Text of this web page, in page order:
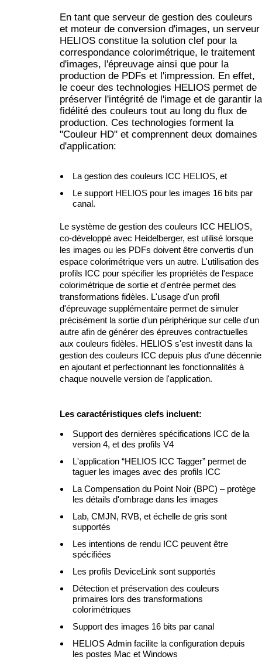
En tant que serveur de gestion des couleurs
et moteur de conversion d'images, un serveur
HELIOS constitue la solution clef pour la
correspondance colorimétrique, le traitement
d'images, l'épreuvage ainsi que pour la
production de PDFs et l'impression. En effet,
le coeur des technologies HELIOS permet de
préserver l'intégrité de l'image et de garantir la
fidélité des couleurs tout au long du flux de
production. Ces technologies forment la
"Couleur HD" et comprennent deux domaines
d'application:
La gestion des couleurs ICC HELIOS, et
Le support HELIOS pour les images 16 bits par
canal.
Le système de gestion des couleurs ICC HELIOS,
co-développé avec Heidelberger, est utilisé lorsque
les images ou les PDFs doivent être convertis d'un
espace colorimétrique vers un autre. L'utilisation des
profils ICC pour spécifier les propriétés de l'espace
colorimétrique de sortie et d'entrée permet des
transformations fidèles. L'usage d'un profil
d'épreuvage supplémentaire permet de simuler
précisément la sortie d'un périphérique sur celle d'un
autre afin de générer des épreuves contractuelles
aux couleurs fidèles. HELIOS s'est investit dans la
gestion des couleurs ICC depuis plus d'une décennie
en ajoutant et perfectionnant les fonctionnalités à
chaque nouvelle version de l'application.
Les caractéristiques clefs incluent:
Support des dernières spécifications ICC de la
version 4, et des profils V4
L'application “HELIOS ICC Tagger” permet de
taguer les images avec des profils ICC
La Compensation du Point Noir (BPC) – protège
les détails d'ombrage dans les images
Lab, CMJN, RVB, et échelle de gris sont
supportés
Les intentions de rendu ICC peuvent être
spécifiées
Les profils DeviceLink sont supportés
Détection et préservation des couleurs
primaires lors des transformations
colorimétriques
Support des images 16 bits par canal
HELIOS Admin facilite la configuration depuis
les postes Mac et Windows